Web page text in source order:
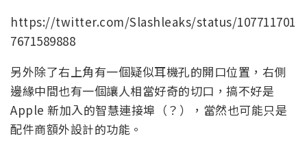
https://twitter.com/Slashleaks/status/107711701
7671589888
另外除了右上角有一個疑似耳機孔的開口位置，右側
邊緣中間也有一個讓人相當好奇的切口，搞不好是
Apple 新加入的智慧連接埠（？），當然也可能只是
配件商額外設計的功能。